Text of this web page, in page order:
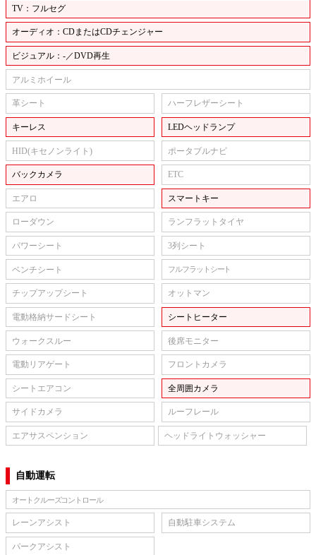
TV：フルセグ
オーディオ：CDまたはCDチェンジャー
ビジュアル：-／DVD再生
アルミホイール
革シート ハーフレザーシート
キーレス LEDヘッドランプ
HID(キセノンライト) ポータブルナビ
バックカメラ ETC
エアロ スマートキー
ローダウン ランフラットタイヤ
パワーシート 3列シート
ベンチシート フルフラットシート
チップアップシート オットマン
電動格納サードシート シートヒーター
ウォークスルー 後席モニター
電動リアゲート フロントカメラ
シートエアコン 全周囲カメラ
サイドカメラ ルーフレール
エアサスペンション ヘッドライトウォッシャー
自動運転
オートクルーズコントロール
レーンアシスト 自動駐車システム
パークアシスト